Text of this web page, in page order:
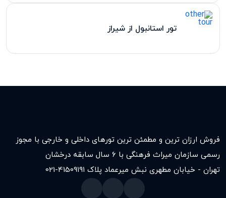
تور استانبول از شیراز
فروش ارزان ترین و مطمئن ترین تورهای داخلی و خارجی با مجوز
رسمی سازمان میراث فرهنگی با ۶ سال سابقه درخشان
تهران - خیابان مطهری نبش میرعماد پلاک ۱۹۱
021-41509